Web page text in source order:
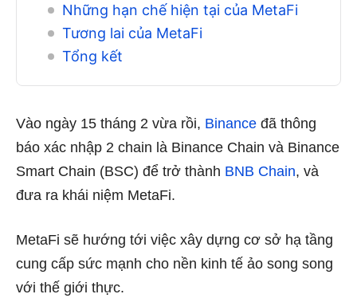
Những hạn chế hiện tại của MetaFi
Tương lai của MetaFi
Tổng kết
Vào ngày 15 tháng 2 vừa rồi, Binance đã thông
báo xác nhập 2 chain là Binance Chain và Binance
Smart Chain (BSC) để trở thành BNB Chain, và
đưa ra khái niệm MetaFi.
MetaFi sẽ hướng tới việc xây dựng cơ sở hạ tầng
cung cấp sức mạnh cho nền kinh tế ảo song song
với thế giới thực.